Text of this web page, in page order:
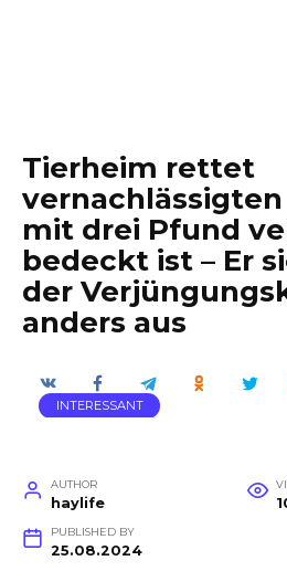
Tierheim rettet
mit drei Pfund
bedeckt ist – Er
der
anders aus
INTERESSANT
AUTHOR
haylife
PUBLISHED BY
25.08.2024